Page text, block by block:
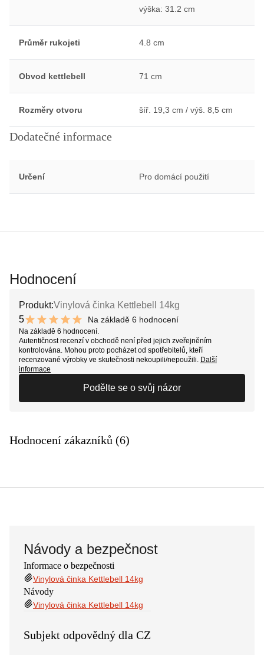
výška: 31.2 cm
Průměr rukojeti 4.8 cm
Obvod kettlebell 71 cm
Rozměry otvoru šíř. 19,3 cm / výš. 8,5 cm
Dodatečné informace
Určení Pro domácí použití
Hodnocení
Produkt:Vinylová činka Kettlebell 14kg
5
10 out of 10 stars
Na základě 6 hodnocení
Na základě 6 hodnocení.
Autentičnost recenzí v obchodě není před jejich zveřejněním
kontrolována. Mohou proto pocházet od spotřebitelů, kteří
recenzované výrobky ve skutečnosti nekoupili/nepoužili. Další
informace
Podělte se o svůj názor
Hodnocení zákazníků (6)
Návody a bezpečnost
Informace o bezpečnosti
Vinylová činka Kettlebell 14kg
Návody
Vinylová činka Kettlebell 14kg
Subjekt odpovědný dla CZ